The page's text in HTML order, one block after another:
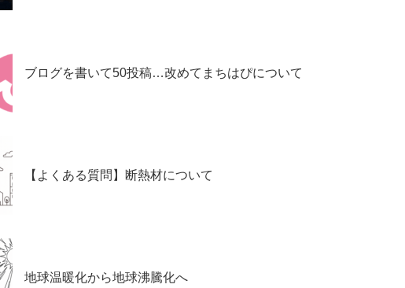
ブログを書いて50投稿…改めてまちはぴについて
【よくある質問】断熱材について
地球温暖化から地球沸騰化へ